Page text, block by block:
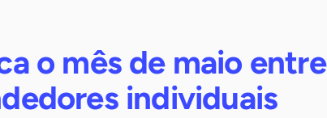
o mês de maio entre
individuais